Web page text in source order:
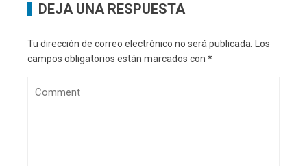
DEJA UNA RESPUESTA
Tu dirección de correo electrónico no será publicada. Los
campos obligatorios están marcados con *